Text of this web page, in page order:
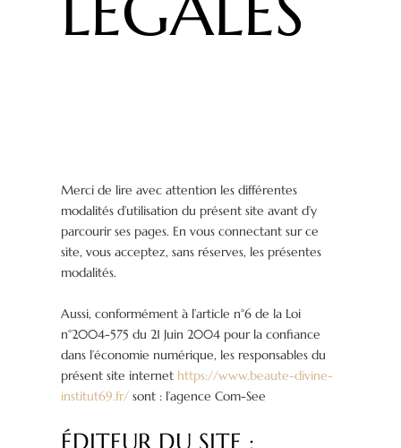
Merci de lire avec attention les différentes
modalités d’utilisation du présent site avant d’y
parcourir ses pages. En vous connectant sur ce
site, vous acceptez, sans réserves, les présentes
modalités.
Aussi, conformément à l’article n°6 de la Loi
n°2004-575 du 21 Juin 2004 pour la confiance
dans l’économie numérique, les responsables du
présent site internet https://www.beaute-divine-
institut69.fr/ sont : l’agence Com-See
ÉDITEUR DU SITE :